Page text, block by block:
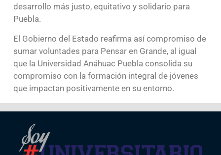
desarrollo más justo, equitativo y solidario para
Puebla.
El Gobierno del Estado reafirma así compromiso de
sumar voluntades para Pensar en Grande, al igual
que la Universidad Anáhuac Puebla consolida su
compromiso con la formación integral de jóvenes
que impactan positivamente en su entorno.